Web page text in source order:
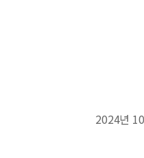
2024년